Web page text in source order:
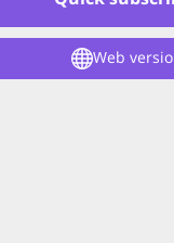
Web